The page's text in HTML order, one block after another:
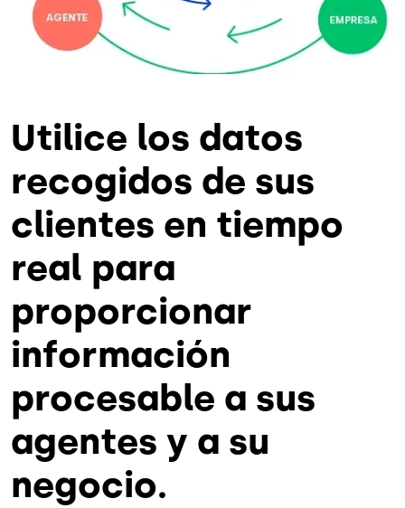
Utilice los datos
recogidos de sus
clientes en tiempo
real para
proporcionar
información
procesable a sus
agentes y a su
negocio.